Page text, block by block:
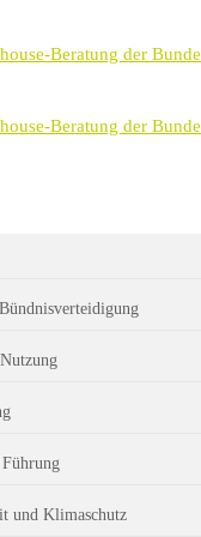
und Klimaschutz
Transfer
2023
Kolleginnen